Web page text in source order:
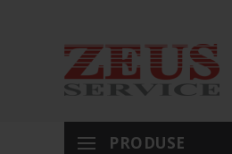
PRODUSE